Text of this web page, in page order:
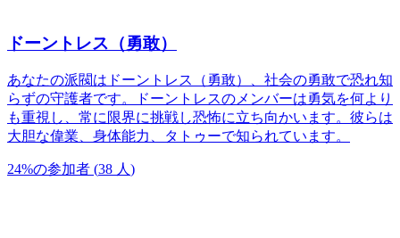
ドーントレス（勇敢）
あなたの派閥はドーントレス（勇敢）、社会の勇敢で恐れ知
らずの守護者です。ドーントレスのメンバーは勇気を何より
も重視し、常に限界に挑戦し恐怖に立ち向かいます。彼らは
大胆な偉業、身体能力、タトゥーで知られています。
24%の参加者 (38 人)